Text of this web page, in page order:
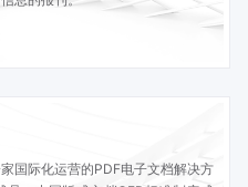
国际化运营的PDF电子文档解决方